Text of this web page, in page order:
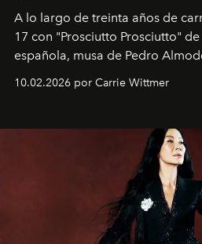
A lo largo de treinta años de
17 con "Prosciutto Prosciutto"
española, musa de Pedro
Barcelona", ha dividido su
dirigida por Maggie Gyllenhaal.
10.02.2026 por Carrie Wittmer